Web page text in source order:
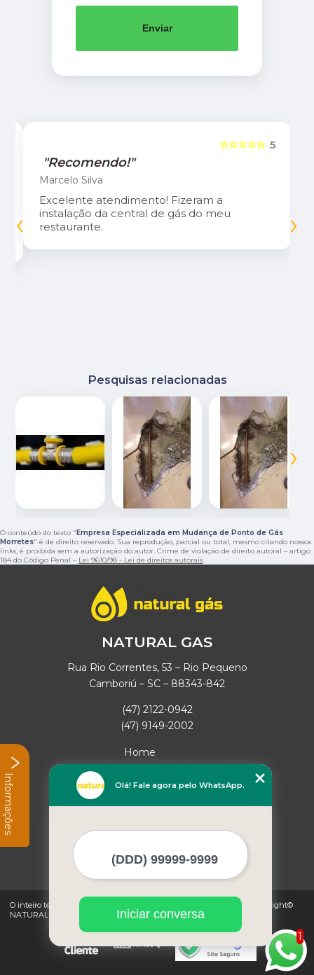
Enviar
5
☆☆☆☆☆
"Recomendo!"
Marcelo Silva
Excelente atendimento! Fizeram a
instalação da central de gás do meu
restaurante.
‹ ›
Pesquisas relacionadas
‹ ›
O conteúdo do texto " Empresa Especializada em Mudança de Ponto de Gás
Morretes" é de direito reservado. Sua reprodução, parcial ou total, mesmo citando nossos
links, é proibida sem a autorização do autor. Crime de violação de direito autoral – artigo
184 do Código Penal – Lei 9610/98 - Lei de direitos autorais.
NATURAL GAS
Rua Rio Correntes, 53 – Rio Pequeno
Camboriú – SC – 88343-842
(47) 2122-0942
(47) 9149-2002
Home
Empresa
Missão
Mapa do site
O inteiro teor deste site está sujeito à proteção de direitos autorais. Copyright©
NATURAL GAS (Lei 9610 de 19/02/1998)
1
Olá! Fale agora pelo WhatsApp.
Iniciar conversa
Informações